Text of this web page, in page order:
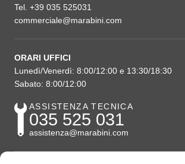
Tel. +39 035 525031
commerciale@marabini.com
ORARI UFFICI
Lunedì/Venerdì: 8:00/12:00 e 13:30/18:30
Sabato: 8:00/12:00
ASSISTENZA TECNICA
035 525 031
assistenza@marabini.com